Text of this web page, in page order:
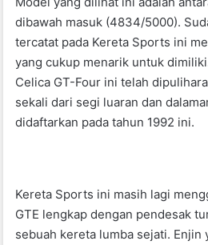
dibawah masuk (4834/5000).
tercatat pada Kereta Sports ini
yang cukup menarik untuk
Celica GT-Four ini telah
sekali dari segi luaran dan
didaftarkan pada tahun 1992 ini.
Kereta Sports ini masih lagi
GTE lengkap dengan pendesak
sebuah kereta lumba sejati. Enjin